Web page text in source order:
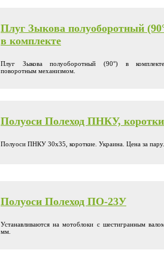
Плуг Зыкова полуоборотный
в комплекте
Плуг Зыкова полуоборотный (90°) в
поворотным механизмом.
Полуоси Полеход ПНКУ,
Полуоси ПНКУ 30х35, короткие. Украина. Цена за пару.
Полуоси Полеход ПО-23У
Устанавливаются на мотоблоки с шестигранным
мм.